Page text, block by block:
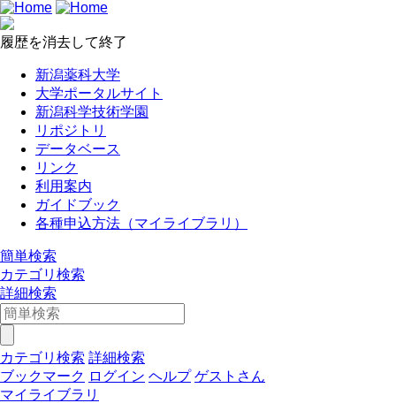
履歴を消去して終了
新潟薬科大学
大学ポータルサイト
新潟科学技術学園
リポジトリ
データベース
リンク
利用案内
ガイドブック
各種申込方法（マイライブラリ）
簡単検索
カテゴリ検索
詳細検索
カテゴリ検索 詳細検索
ブックマーク ログイン ヘルプ ゲストさん
マイライブラリ